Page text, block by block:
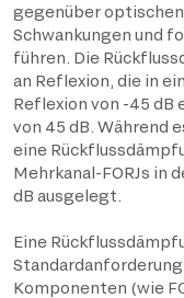
gegenüber
Schwankungen und
führen. Die
an Reflexion, die in
Reflexion von -45
von 45 dB. Während
eine
Mehrkanal-FORJs in
dB ausgelegt.
Eine
Komponenten (wie